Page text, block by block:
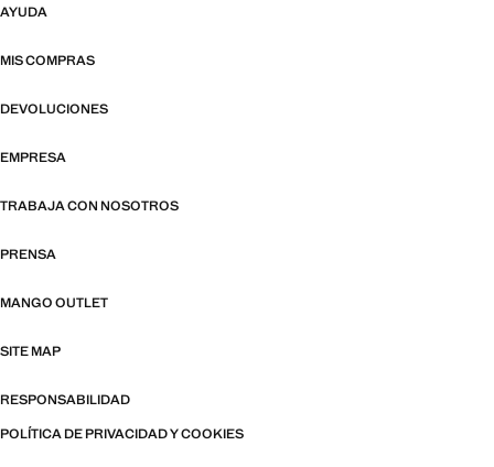
AYUDA
MIS COMPRAS
DEVOLUCIONES
EMPRESA
TRABAJA CON NOSOTROS
PRENSA
MANGO OUTLET
SITE MAP
RESPONSABILIDAD
POLÍTICA DE PRIVACIDAD Y COOKIES